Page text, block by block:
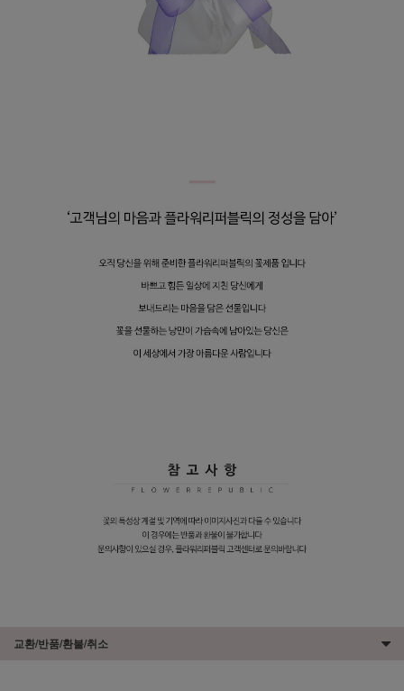
교환/반품/환불/취소